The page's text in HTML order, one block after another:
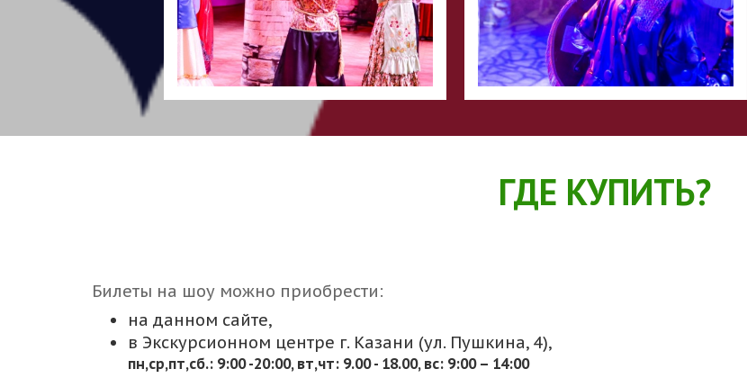
ГДЕ КУПИТЬ?
Билеты на шоу можно приобрести:
на данном сайте,
в Экскурсионном центре г. Казани (ул. Пушкина, 4),
пн,cр,пт,сб.: 9:00 -20:00, вт,чт: 9.00 - 18.00, вс: 9:00 – 14:00